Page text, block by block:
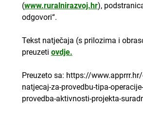
(www.ruralnirazvoj.hr),
odgovori“.
Tekst natječaja (s prilozima i
preuzeti ovdje.
Preuzeto sa: https://
natjecaj-za-provedbu-tipa-
provedba-aktivnosti-projekta-